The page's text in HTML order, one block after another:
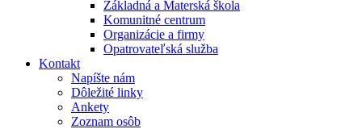
Základná a Materská škola
Komunitné centrum
Organizácie a firmy
Opatrovateľská služba
Kontakt
Napíšte nám
Dôležité linky
Ankety
Zoznam osôb